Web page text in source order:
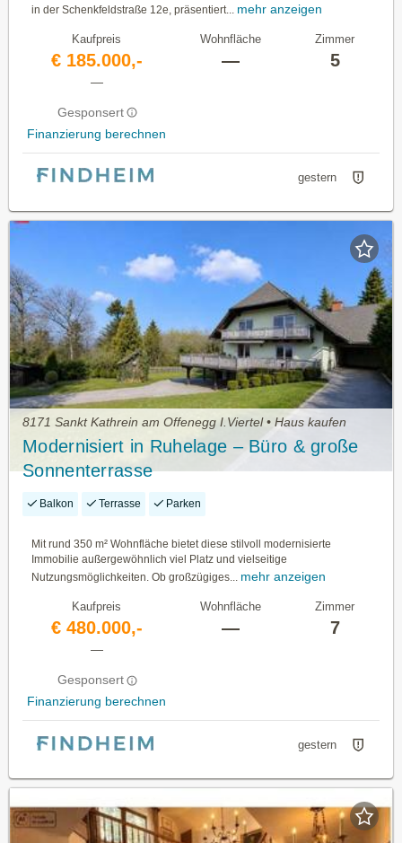
in der Schenkfeldstraße 12e, präsentiert... mehr anzeigen
Kaufpreis
€ 185.000,-
—
Gesponsert
Finanzierung berechnen
Wohnfläche
—
Zimmer
5
gestern
8171 Sankt Kathrein am Offenegg I.Viertel • Haus kaufen
Modernisiert in Ruhelage – Büro & große
Sonnenterrasse
Balkon Terrasse Parken
Mit rund 350 m² Wohnfläche bietet diese stilvoll modernisierte
Immobilie außergewöhnlich viel Platz und vielseitige
Nutzungsmöglichkeiten. Ob großzügiges... mehr anzeigen
Kaufpreis
€ 480.000,-
—
Gesponsert
Finanzierung berechnen
Wohnfläche
—
Zimmer
7
gestern